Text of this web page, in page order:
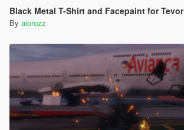
Black Metal T-Shirt and Facepaint for Tevor
By aiorozz